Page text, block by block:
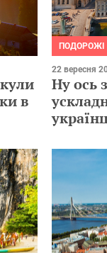
в
ПОДОРОЖІ
22 вересня
Ну ось